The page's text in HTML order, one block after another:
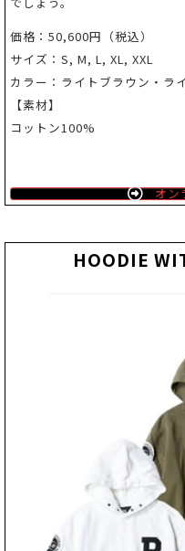
価格：50,600円（税込）
サイズ：S, M, L, XL, XXL
カラー：ライトブラウン・ラ
【素材】
コットン100%
オン
HOODIE